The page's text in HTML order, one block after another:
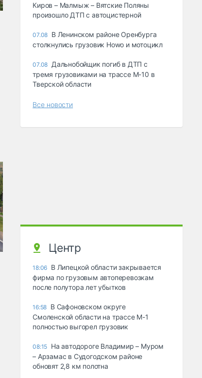
Киров – Малмыж – Вятские Поляны
произошло ДТП с автоцистерной
07.08 В Ленинском районе Оренбурга
столкнулись грузовик Howo и мотоцикл
07.08 Дальнобойщик погиб в ДТП с
тремя грузовиками на трассе М-10 в
Тверской области
Все новости
Центр
18:06 В Липецкой области закрывается
фирма по грузовым автоперевозкам
после полутора лет убытков
16:58 В Сафоновском округе
Смоленской области на трассе М-1
полностью выгорел грузовик
08:15 На автодороге Владимир – Муром
– Арзамас в Судогодском районе
обновят 2,8 км полотна